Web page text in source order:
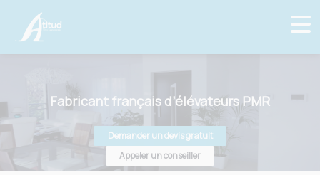
Fabricant français d’élévateurs PMR
Demander un devis gratuit
Appeler un conseiller